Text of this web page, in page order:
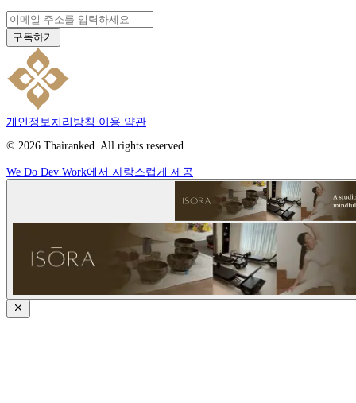
구독하기
개인정보처리방침 이용 약관
© 2026 Thairanked. All rights reserved.
We Do Dev Work에서 자랑스럽게 제공